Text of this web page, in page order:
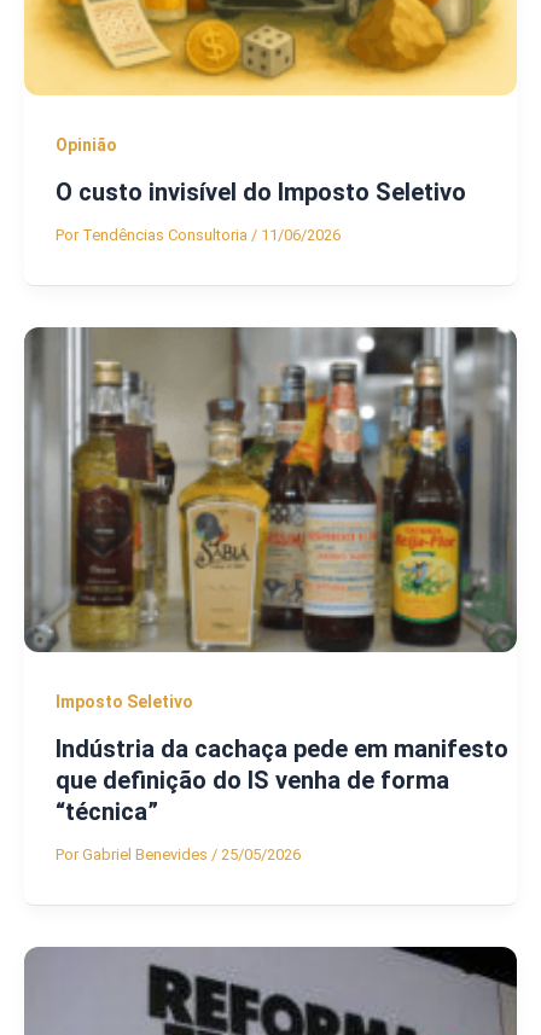
Opinião
O custo invisível do Imposto Seletivo
Por Tendências Consultoria / 11/06/2026
Imposto Seletivo
Indústria da cachaça pede em manifesto
que definição do IS venha de forma
“técnica”
PorGabriel Benevides / 25/05/2026